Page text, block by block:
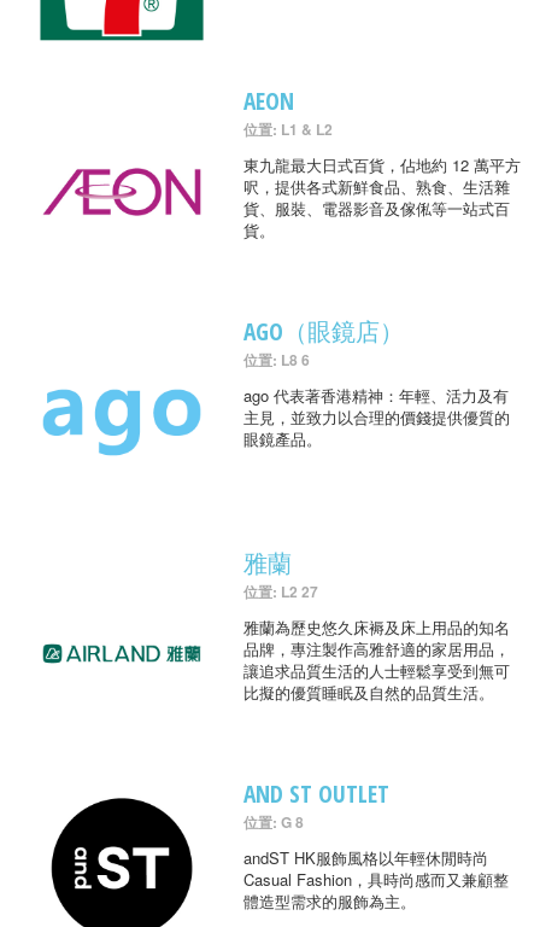
AEON
位置: L1 & L2
東九龍最大日式百貨，佔地約 12 萬平方
呎，提供各式新鮮食品、熟食、生活雜
貨、服裝、電器影音及傢俬等一站式百
貨。
AGO（眼鏡店）
位置: L8 6
ago 代表著香港精神：年輕、活力及有
主見，並致力以合理的價錢提供優質的
眼鏡產品。
雅蘭
位置: L2 27
雅蘭為歷史悠久床褥及床上用品的知名
品牌，專注製作高雅舒適的家居用品，
讓追求品質生活的人士輕鬆享受到無可
比擬的優質睡眠及自然的品質生活。
AND ST OUTLET
位置: G 8
andST HK服飾風格以年輕休閒時尚
Casual Fashion，具時尚感而又兼顧整
體造型需求的服飾為主。